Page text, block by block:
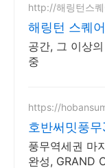
http://해링턴스
해링턴 스퀘
공간, 그 이상
중
https://
호반써밋풍
풍무역세권 마
완성, GRAND